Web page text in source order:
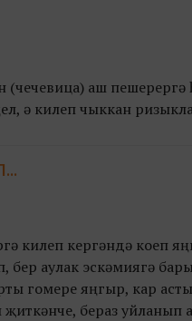
(чечевица) аш
ә килеп чыккан
килеп кергәндә коеп
аулак эскәмиягә
гомере яңгыр, кар
бераз